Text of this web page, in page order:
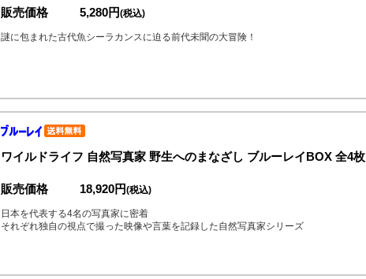
販売価格 5,280円(税込)
謎に包まれた古代魚シーラカンスに迫る前代未聞の大冒険！
ワイルドライフ 自然写真家 野生へのまなざし ブルーレイBOX 全4枚
販売価格 18,920円(税込)
日本を代表する4名の写真家に密着
それぞれ独自の視点で撮った映像や言葉を記録した自然写真家シリーズ